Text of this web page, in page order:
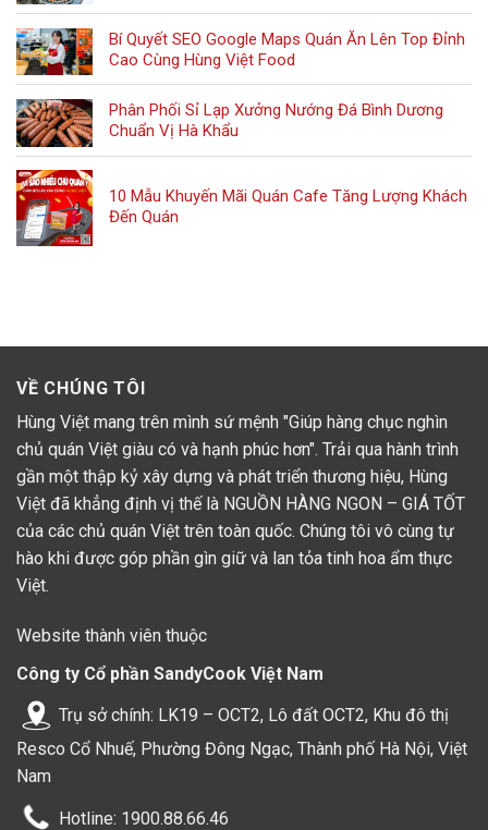
Bí Quyết SEO Google Maps Quán Ăn Lên Top Đỉnh
Cao Cùng Hùng Việt Food
Phân Phối Sỉ Lạp Xưởng Nướng Đá Bình Dương
Chuẩn Vị Hà Khẩu
10 Mẫu Khuyến Mãi Quán Cafe Tăng Lượng Khách
Đến Quán
VỀ CHÚNG TÔI
Hùng Việt mang trên mình sứ mệnh "Giúp hàng chục nghìn
chủ quán Việt giàu có và hạnh phúc hơn". Trải qua hành trình
gần một thập kỷ xây dựng và phát triển thương hiệu, Hùng
Việt đã khẳng định vị thế là NGUỒN HÀNG NGON – GIÁ TỐT
của các chủ quán Việt trên toàn quốc. Chúng tôi vô cùng tự
hào khi được góp phần gìn giữ và lan tỏa tinh hoa ẩm thực
Việt.
Website thành viên thuộc
Công ty Cổ phần SandyCook Việt Nam
Trụ sở chính: LK19 – OCT2, Lô đất OCT2, Khu đô thị
Resco Cổ Nhuế, Phường Đông Ngạc, Thành phố Hà Nội, Việt
Nam
Hotline: 1900.88.66.46